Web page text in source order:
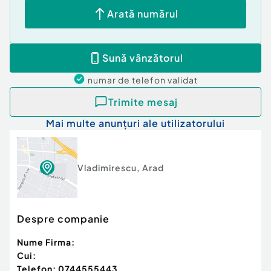
Arată numărul
Sună vânzătorul
numar de telefon validat
Trimite mesaj
Mai multe anunțuri ale utilizatorului
Vladimirescu, Arad
Despre companie
Nume Firma:
Cui:
Telefon: 0744555443